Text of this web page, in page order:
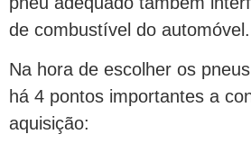
de combustível do automóvel.
Na hora de escolher os
há 4 pontos importantes a
aquisição: